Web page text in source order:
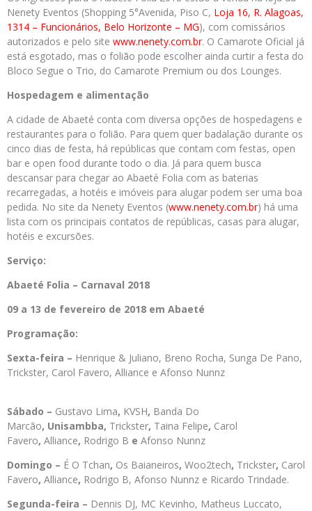
Nenety Eventos (Shopping 5°Avenida, Piso C, Loja 16, R. Alagoas,
1314 – Funcionários, Belo Horizonte – MG), com comissários
autorizados e pelo site www.nenety.com.br. O Camarote Oficial já
está esgotado, mas o folião pode escolher ainda curtir a festa do
Bloco Segue o Trio, do Camarote Premium ou dos Lounges.
Hospedagem e alimentação
A cidade de Abaeté conta com diversa opções de hospedagens e
restaurantes para o folião. Para quem quer badalação durante os
cinco dias de festa, há repúblicas que contam com festas, open
bar e open food durante todo o dia. Já para quem busca
descansar para chegar ao Abaeté Folia com as baterias
recarregadas, a hotéis e imóveis para alugar podem ser uma boa
pedida. No site da Nenety Eventos (www.nenety.com.br) há uma
lista com os principais contatos de repúblicas, casas para alugar,
hotéis e excursões.
Serviço:
Abaeté Folia – Carnaval 2018
09 a 13 de fevereiro de 2018 em Abaeté
Programação:
Sexta-feira – Henrique & Juliano, Breno Rocha, Sunga De Pano,
Trickster, Carol Favero, Alliance e Afonso Nunnz
Sábado – Gustavo Lima, KVSH, Banda Do
Marcão, Unisambba, Trickster, Taina Felipe, Carol
Favero, Alliance, Rodrigo B e Afonso Nunnz
Domingo – É O Tchan, Os Baianeiros, Woo2tech, Trickster, Carol
Favero, Alliance, Rodrigo B, Afonso Nunnz e Ricardo Trindade.
Segunda-feira – Dennis DJ, MC Kevinho, Matheus Luccato,